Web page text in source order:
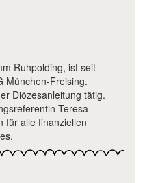
Ruhpolding, ist seit
München-Freising.
Diözesanleitung tätig.
Teresa
für alle finanziellen